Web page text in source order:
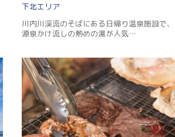
下北
川内川渓流のそばにある日帰り温泉施設で、
源泉かけ流しの熱めの湯が人気…